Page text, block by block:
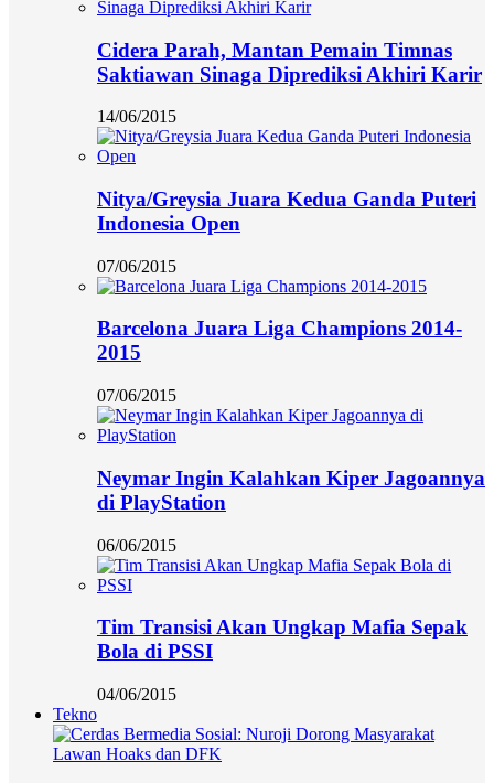
Cidera Parah, Mantan Pemain Timnas
Saktiawan Sinaga Diprediksi Akhiri Karir
14/06/2015
Nitya/Greysia Juara Kedua Ganda Puteri
Indonesia Open
07/06/2015
Barcelona Juara Liga Champions 2014-
2015
07/06/2015
Neymar Ingin Kalahkan Kiper Jagoannya
di PlayStation
06/06/2015
Tim Transisi Akan Ungkap Mafia Sepak
Bola di PSSI
04/06/2015
Tekno